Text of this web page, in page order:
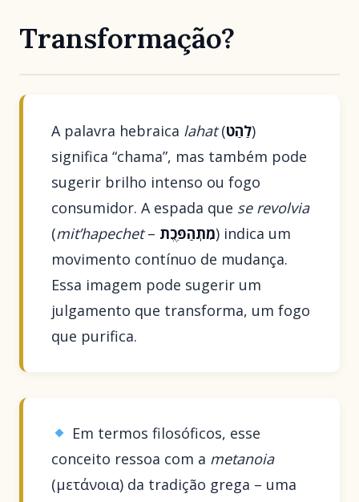
Transformação?
A palavra hebraica lahat(לַהַט)
significa “chama”, mas também pode
sugerir brilho intenso ou fogo
consumidor. A espada que se revolvia
(mit’hapechet– מִתְהַפֶּכֶת) indica um
movimento contínuo de mudança.
Essa imagem pode sugerir um
julgamento que transforma, um fogo
que purifica.
Em termos filosóficos, esse
conceito ressoa com a metanoia
(μετάνοια) da tradição grega – uma